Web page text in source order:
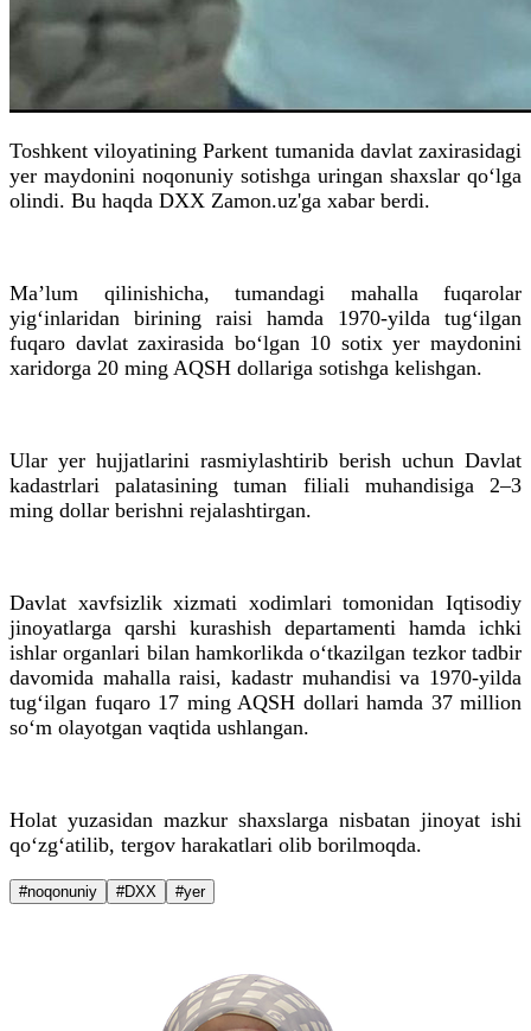
Toshkent viloyatining Parkent tumanida davlat zaxirasidagi
yer maydonini noqonuniy sotishga uringan shaxslar qo‘lga
olindi. Bu haqda DXX Zamon.uz'ga xabar berdi.
Ma’lum qilinishicha, tumandagi mahalla fuqarolar
yig‘inlaridan birining raisi hamda 1970-yilda tug‘ilgan
fuqaro davlat zaxirasida bo‘lgan 10 sotix yer maydonini
xaridorga 20 ming AQSH dollariga sotishga kelishgan.
Ular yer hujjatlarini rasmiylashtirib berish uchun Davlat
kadastrlari palatasining tuman filiali muhandisiga 2–3
ming dollar berishni rejalashtirgan.
Davlat xavfsizlik xizmati xodimlari tomonidan Iqtisodiy
jinoyatlarga qarshi kurashish departamenti hamda ichki
ishlar organlari bilan hamkorlikda o‘tkazilgan tezkor tadbir
davomida mahalla raisi, kadastr muhandisi va 1970-yilda
tug‘ilgan fuqaro 17 ming AQSH dollari hamda 37 million
so‘m olayotgan vaqtida ushlangan.
Holat yuzasidan mazkur shaxslarga nisbatan jinoyat ishi
qo‘zg‘atilib, tergov harakatlari olib borilmoqda.
#noqonuniy #DXX #yer